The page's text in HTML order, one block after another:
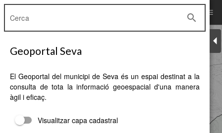
menu
search
Geoportal Seva
El Geoportal del municipi de Seva és un espai destinat a la
consulta de tota la informació geoespacial d'una manera
àgil i eficaç.
Visualitzar capa cadastral